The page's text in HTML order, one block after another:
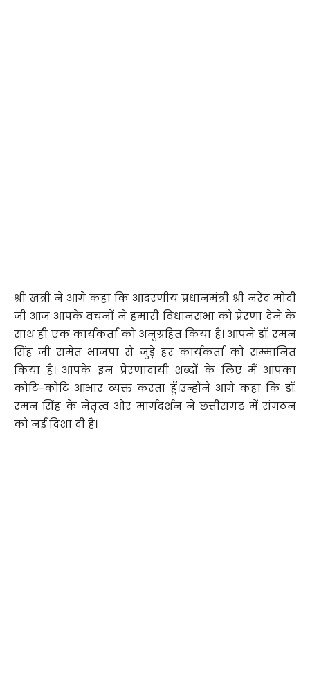
श्री खत्री ने आगे कहा कि आदरणीय प्रधानमंत्री श्री नरेंद्र मोदी
जी आज आपके वचनों ने हमारी विधानसभा को प्रेरणा देने के
साथ ही एक कार्यकर्ता को अनुग्रहित किया है। आपने डॉ. रमन
सिंह जी समेत भाजपा से जुड़े हर कार्यकर्ता को सम्मानित
किया है। आपके इन प्रेरणादायी शब्दों के लिए मैं आपका
कोटि-कोटि आभार व्यक्त करता हूँ।उन्होंने आगे कहा कि डॉ.
रमन सिंह के नेतृत्व और मार्गदर्शन ने छत्तीसगढ़ में संगठन
को नई दिशा दी है।